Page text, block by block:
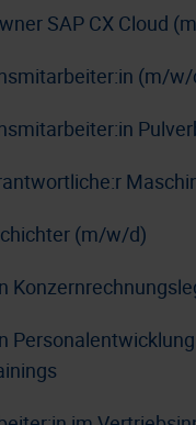
SAP CX Cloud
(m/
(m/w/d)